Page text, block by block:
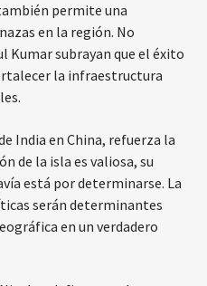
permite una
en la región. No
subrayan que el éxito
la infraestructura
India en China, refuerza la
de la isla es valiosa, su
está por determinarse. La
serán determinantes
en un verdadero